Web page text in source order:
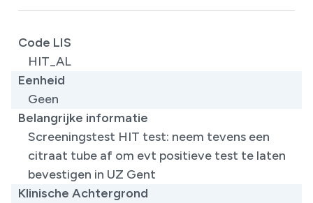
Code LIS
HIT_AL
Eenheid
Geen
Belangrijke informatie
Screeningstest HIT test: neem tevens een
citraat tube af om evt positieve test te laten
bevestigen in UZ Gent
Klinische Achtergrond